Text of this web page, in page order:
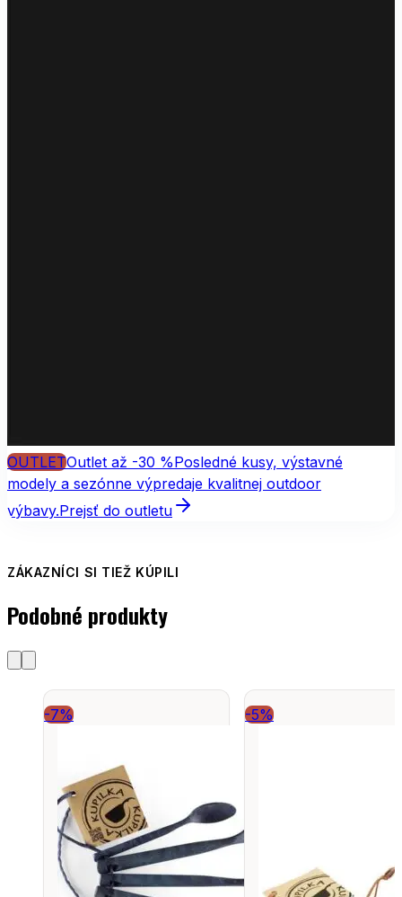
OUTLETOutlet až -30 %Posledné kusy, výstavné
modely a sezónne výpredaje kvalitnej outdoor
výbavy.Prejsť do outletu
ZÁKAZNÍCI SI TIEŽ KÚPILI
Podobné produkty
-7% -5%